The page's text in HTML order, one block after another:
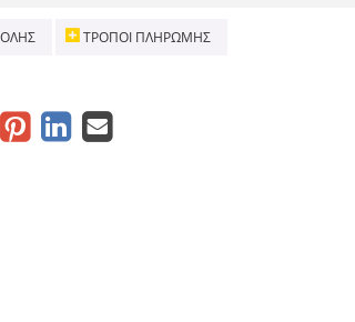
ΤΡΌΠΟΙ ΠΛΗΡΩΜΉΣ